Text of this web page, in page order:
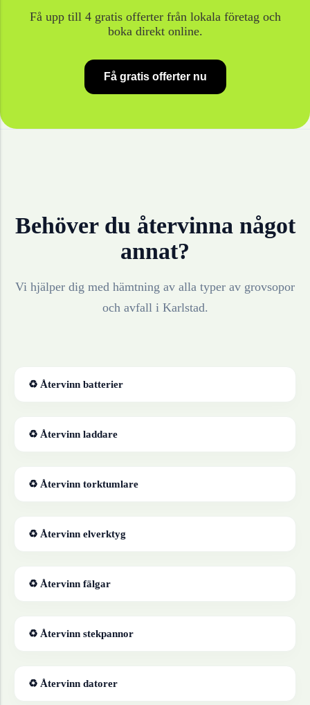
Få upp till 4 gratis offerter från lokala företag och
boka direkt online.
Få gratis offerter nu
Behöver du återvinna något
annat?
Vi hjälper dig med hämtning av alla typer av grovsopor
och avfall i Karlstad.
♻ Återvinn batterier
♻ Återvinn laddare
♻ Återvinn torktumlare
♻ Återvinn elverktyg
♻ Återvinn fälgar
♻ Återvinn stekpannor
♻ Återvinn datorer